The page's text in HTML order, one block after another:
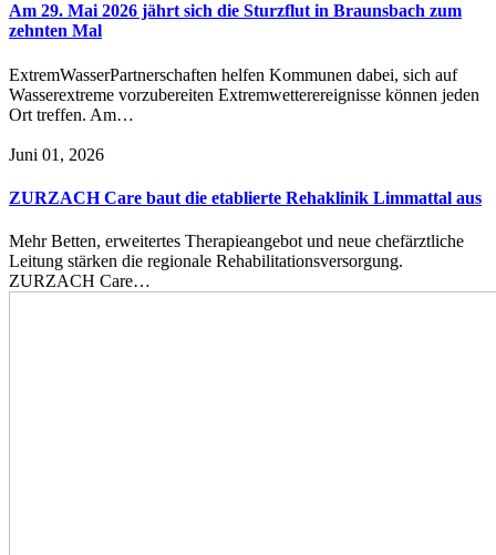
Am 29. Mai 2026 jährt sich die Sturzflut in Braunsbach zum
zehnten Mal
ExtremWasserPartnerschaften helfen Kommunen dabei, sich auf
Wasserextreme vorzubereiten Extremwetterereignisse können jeden
Ort treffen. Am…
Juni 01, 2026
ZURZACH Care baut die etablierte Rehaklinik Limmattal aus
Mehr Betten, erweitertes Therapieangebot und neue chefärztliche
Leitung stärken die regionale Rehabilitationsversorgung.
ZURZACH Care…